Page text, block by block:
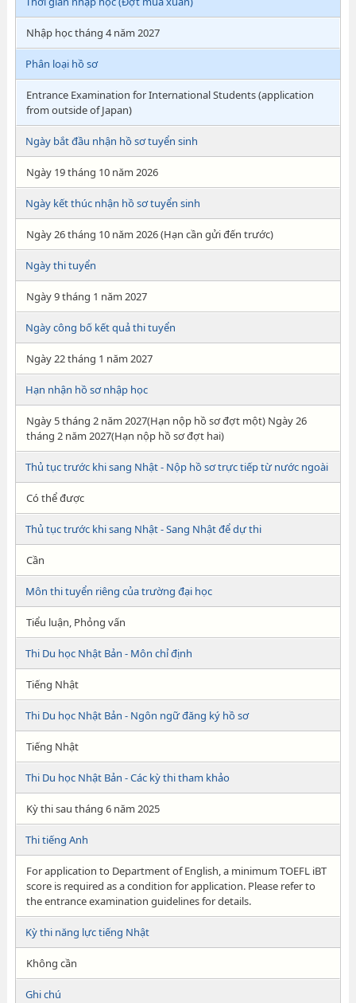
Nhập học tháng 4 năm 2027
Phân loại hồ sơ
Entrance Examination for International Students (application
from outside of Japan)
Ngày bắt đầu nhận hồ sơ tuyển sinh
Ngày 19 tháng 10 năm 2026
Ngày kết thúc nhận hồ sơ tuyển sinh
Ngày 26 tháng 10 năm 2026 (Hạn cần gửi đến trước)
Ngày thi tuyển
Ngày 9 tháng 1 năm 2027
Ngày công bố kết quả thi tuyển
Ngày 22 tháng 1 năm 2027
Hạn nhận hồ sơ nhập học
Ngày 5 tháng 2 năm 2027(Hạn nộp hồ sơ đợt một) Ngày 26
tháng 2 năm 2027(Hạn nộp hồ sơ đợt hai)
Thủ tục trước khi sang Nhật - Nộp hồ sơ trực tiếp từ nước ngoài
Có thể được
Thủ tục trước khi sang Nhật - Sang Nhật để dự thi
Cần
Môn thi tuyển riêng của trường đại học
Tiểu luận, Phỏng vấn
Thi Du học Nhật Bản - Môn chỉ định
Tiếng Nhật
Thi Du học Nhật Bản - Ngôn ngữ đăng ký hồ sơ
Tiếng Nhật
Thi Du học Nhật Bản - Các kỳ thi tham khảo
Kỳ thi sau tháng 6 năm 2025
Thi tiếng Anh
For application to Department of English, a minimum TOEFL iBT
score is required as a condition for application. Please refer to
the entrance examination guidelines for details.
Kỳ thi năng lực tiếng Nhật
Không cần
Ghi chú